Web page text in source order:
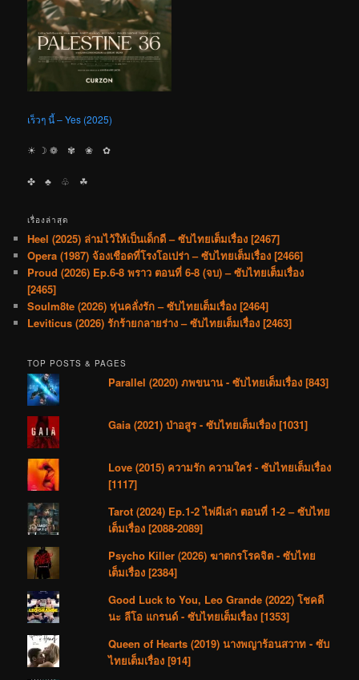
เร็วๆ นี้ – Yes (2025)
☀︎ ☽ ❁ ✾ ❀ ✿
✤ ♣︎ ♧ ☘︎
เรื่องล่าสุด
Heel (2025) ล่ามไว้ให้เป็นเด็กดี – ซับไทยเต็มเรื่อง [2467]
Opera (1987) จ้องเชือดที่โรงโอเปร่า – ซับไทยเต็มเรื่อง [2466]
Proud (2026) Ep.6-8 พราว ตอนที่ 6-8 (จบ) – ซับไทยเต็มเรื่อง
[2465]
Soulm8te (2026) หุ่นคลั่งรัก – ซับไทยเต็มเรื่อง [2464]
Leviticus (2026) รักร้ายกลายร่าง – ซับไทยเต็มเรื่อง [2463]
TOP POSTS & PAGES
Parallel (2020) ภพขนาน - ซับไทยเต็มเรื่อง [843]
Gaia (2021) ป่าอสูร - ซับไทยเต็มเรื่อง [1031]
Love (2015) ความรัก ความใคร่ - ซับไทยเต็มเรื่อง
[1117]
Tarot (2024) Ep.1-2 ไพ่ผีเล่า ตอนที่ 1-2 – ซับไทย
เต็มเรื่อง [2088-2089]
Psycho Killer (2026) ฆาตกรโรคจิต - ซับไทย
เต็มเรื่อง [2384]
Good Luck to You, Leo Grande (2022) โชคดี
นะ ลีโอ แกรนด์ - ซับไทยเต็มเรื่อง [1353]
Queen of Hearts (2019) นางพญาร้อนสวาท - ซับ
ไทยเต็มเรื่อง [914]